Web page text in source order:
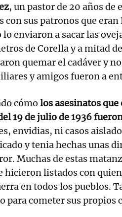
, un pastor de 20 años de
con sus patronos que
enviaron a sacar las
de Corella y a mitad
quemar el cadáver y
y amigos fueron a
cómo los asesinatos
19 de julio de 1936
envidias, ni casos
y tenia hechas unas
Muchas de estas
hicieron listados con
en todos los pueblos.
para cometer sus propios